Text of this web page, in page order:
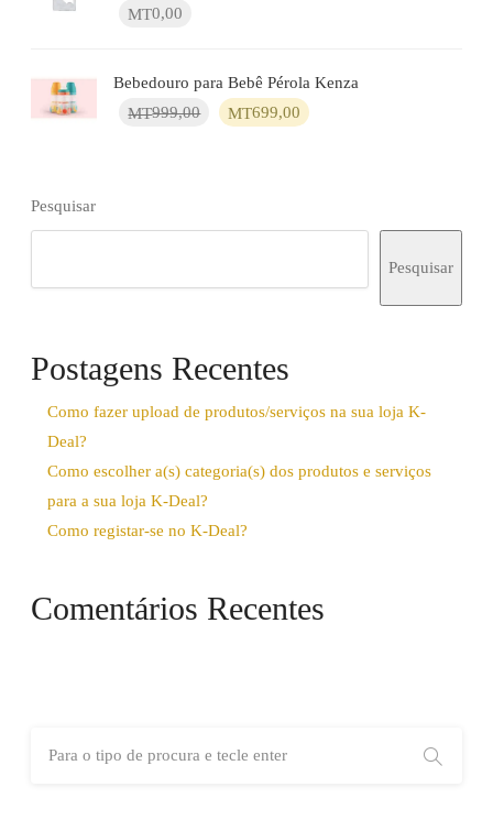
MT0,00
Bebedouro para Bebê Pérola Kenza
MT999,00
O MT699,00 O
Pesquisar
Pesquisar
Postagens Recentes
Como fazer upload de produtos/serviços na sua loja K-
Deal?
Como escolher a(s) categoria(s) dos produtos e serviços
para a sua loja K-Deal?
Como registar-se no K-Deal?
Comentários Recentes